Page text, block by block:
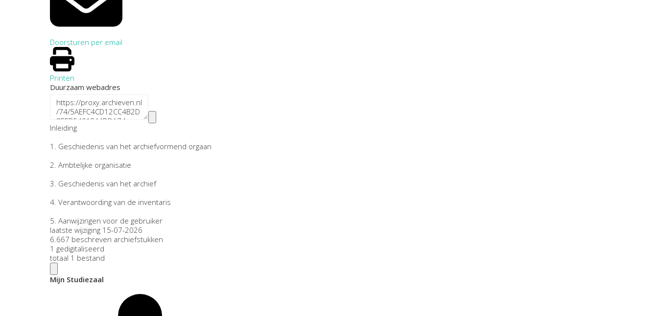
Doorsturen per email
Printen
Duurzaam webadres
Inleiding
1.
Geschiedenis van het archiefvormend orgaan
2. Ambtelijke organisatie
3. Geschiedenis van het archief
4. Verantwoording van de inventaris
5. Aanwijzingen voor de gebruiker
laatste wijziging 15-07-2026
6.667 beschreven archiefstukken
1 gedigitaliseerd
totaal 1 bestand
Mijn Studiezaal